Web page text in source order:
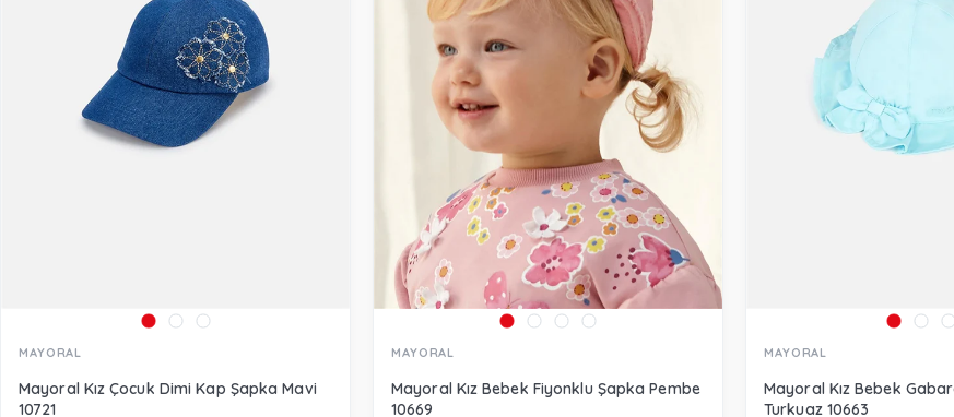
MAYORAL
Mayoral Kız Çocuk Dimi Kap Şapka Mavi
10721
MAYORAL
Mayoral Kız Bebek Fiyonklu Şapka Pembe
10669
MAYORAL
Mayoral Kız Bebek
Turkuaz 10663